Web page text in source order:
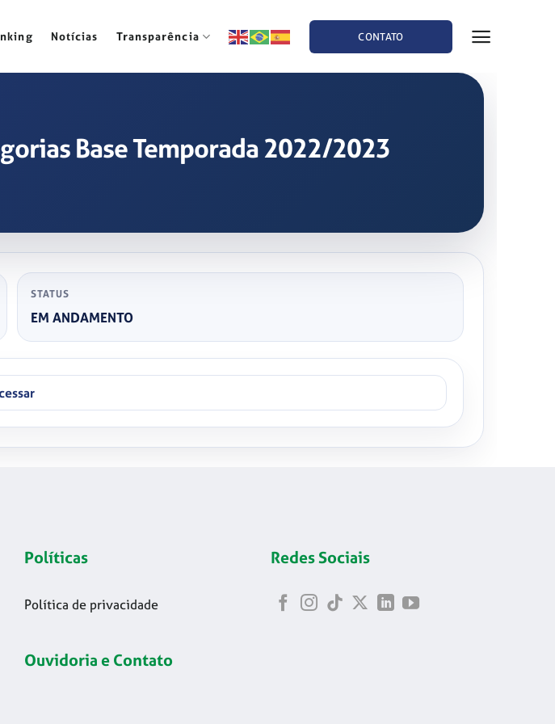
Notícias Transparência CONTATO
Base Temporada 2022/2023
STATUS
EM ANDAMENTO
Políticas
Política de privacidade
Ouvidoria e Contato
Redes Sociais